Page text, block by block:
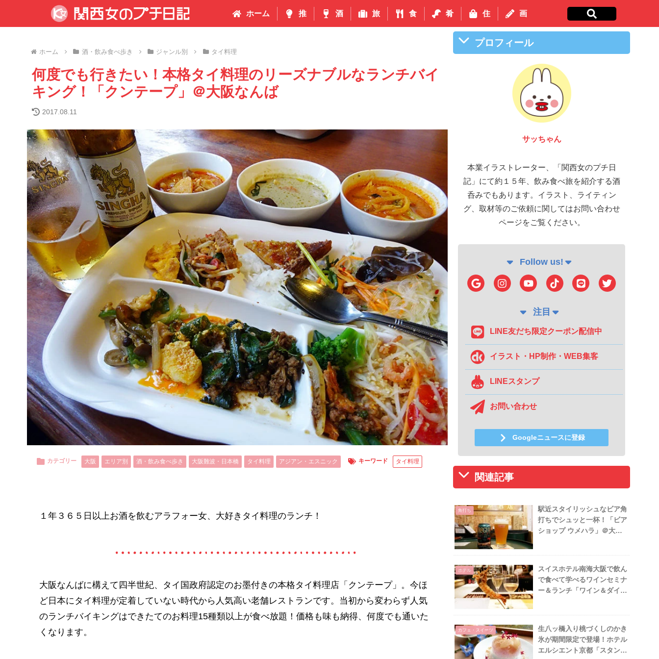
ホーム 推 酒 旅 食 肴 住 画
ホーム 酒・飲み食べ歩き ジャンル別 タイ料理
何度でも行きたい！本格タイ料理のリーズナブルなランチバイ
キング！「クンテープ」＠大阪なんば
2017.08.11
カテゴリー 大阪 エリア別 酒・飲み食べ歩き 大阪難波・日本橋 タイ料理 アジアン・エスニック キーワード タイ料理
１年３６５日以上お酒を飲むアラフォー女、大好きタイ料理のランチ！
大阪なんばに構えて四半世紀、タイ国政府認定のお墨付きの本格タイ料理店「クンテープ」。今ほ
ど日本にタイ料理が定着していない時代から人気高い老舗レストランです。当初から変わらず人気
のランチバイキングはできたてのお料理15種類以上が食べ放題！価格も味も納得、何度でも通いた
くなります。
プロフィール
サッちゃん
本業イラストレーター、「関西女のプチ日
記」にて約１５年、飲み食べ旅を紹介する酒
呑みでもあります。イラスト、ライティン
グ、取材等のご依頼に関してはお問い合わせ
ページをご覧ください。
Follow us!
注目
LINE友だち限定クーポン配信中
イラスト・HP制作・WEB集客
LINEスタンプ
お問い合わせ
Googleニュースに登録
関連記事
角打ち
駅近スタイリッシュなビア角
打ちでシュッと一杯！「ビア
ショップ ウメハラ」＠大阪
ホテル
スイスホテル南海大阪で飲ん
で食べて学べるワインセミナ
ー＆ランチ「ワイン＆ダイン
カフェ・スイーツ
生八ッ橋入り桃づくしのかき
氷が期間限定で登場！ホテル
エルシエント京都「スタンド